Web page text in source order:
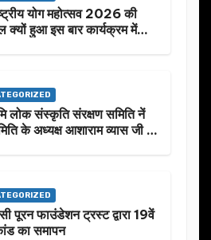
योग महोत्सव 2026 की
क्यों हुआ इस बार कार्यक्रम में
लोक संस्कृति संरक्षण समिति नें
के अध्यक्ष आशाराम व्यास जी के
पूरन फाउंडेशन ट्रस्ट द्वारा 19वें
का समापन